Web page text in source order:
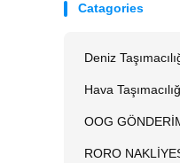
Catagories
Deniz
Hava
OOG
RORO